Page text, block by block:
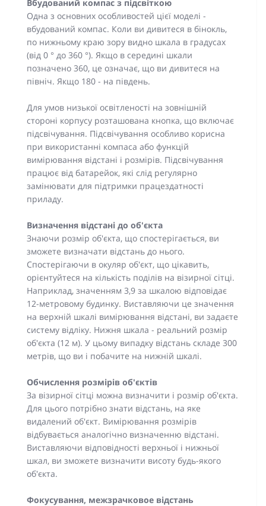
Вбудований компас з підсвіткою
Одна з основних особливостей цієї моделі -
вбудований компас. Коли ви дивитеся в бінокль,
по нижньому краю зору видно шкала в градусах
(від 0 ° до 360 °). Якщо в середині шкали
позначено 360, це означає, що ви дивитеся на
північ. Якщо 180 - на південь.
Для умов низької освітленості на зовнішній
стороні корпусу розташована кнопка, що включає
підсвічування. Підсвічування особливо корисна
при використанні компаса або функцій
вимірювання відстані і розмірів. Підсвічування
працює від батарейок, які слід регулярно
замінювати для підтримки працездатності
приладу.
Визначення відстані до об'єкта
Знаючи розмір об'єкта, що спостерігається, ви
зможете визначати відстань до нього.
Спостерігаючи в окуляр об'єкт, що цікавить,
орієнтуйтеся на кількість поділів на візирної сітці.
Наприклад, значенням 3,9 за шкалою відповідає
12-метровому будинку. Виставляючи це значення
на верхній шкалі вимірювання відстані, ви задаєте
систему відліку. Нижня шкала - реальний розмір
об'єкта (12 м). У цьому випадку відстань складе 300
метрів, що ви і побачите на нижній шкалі.
Обчислення розмірів об'єктів
За візирної сітці можна визначити і розмір об'єкта.
Для цього потрібно знати відстань, на яке
видалений об'єкт. Вимірювання розмірів
відбувається аналогічно визначенню відстані.
Виставляючи відповідності верхньої і нижньої
шкал, ви зможете визначити висоту будь-якого
об'єкта.
Фокусування, межзрачковое відстань